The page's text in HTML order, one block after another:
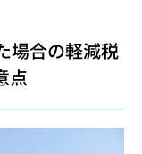
場合の軽減税
点